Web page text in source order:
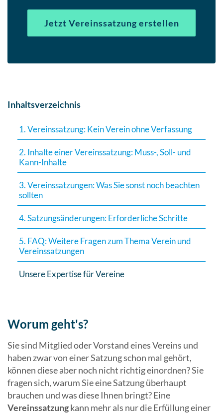
Jetzt Vereinssatzung erstellen
Inhaltsverzeichnis
1. Vereinssatzung: Kein Verein ohne Verfassung
2. Inhalte einer Vereinssatzung: Muss-, Soll- und
Kann-Inhalte
3. Vereinssatzungen: Was Sie sonst noch beachten
sollten
4. Satzungsänderungen: Erforderliche Schritte
5. FAQ: Weitere Fragen zum Thema Verein und
Vereinssatzungen
Unsere Expertise für Vereine
Worum geht's?
Sie sind Mitglied oder Vorstand eines Vereins und
haben zwar von einer Satzung schon mal gehört,
können diese aber noch nicht richtig einordnen? Sie
fragen sich, warum Sie eine Satzung überhaupt
brauchen und was diese Ihnen bringt? Eine
Vereinssatzungkann mehr als nur die Erfüllung einer